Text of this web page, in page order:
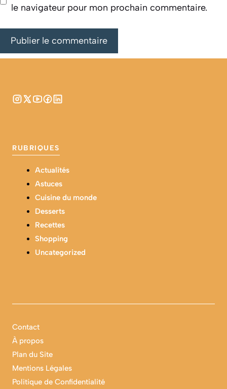
le navigateur pour mon prochain commentaire.
RUBRIQUES
Actualités
Astuces
Cuisine du monde
Desserts
Recettes
Shopping
Uncategorized
Contact
À propos
Plan du Site
Mentions Légales
Politique de Confidentialité